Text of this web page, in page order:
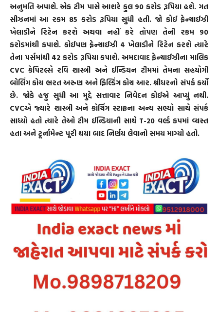
અનુમતિ અપાશે. એક ટીમ પાસે આશરે કુલ 90 કરોડ રૂપિયા હશે. ગત
સીઝનમાં આ રકમ 85 કરોડ રૂપિયા સુધી હતી. જો કોઈ ફ્રેન્ચાઈઝી
ખેલાડીને રિટેન કરશે અથવા નહીં કરે તોપણ તેની રકમ 90
કરોડમાંથી કપાશે. કોઈપણ ફ્રેન્ચાઈઝી 4 ખેલાડીને રિટેન કરશે ત્યારે
તેના પર્સમાંથી 42 કરોડ રૂપિયા કપાશે. અમદાવાદ ફ્રેન્ચાઈઝીના માલિક
CVC કેપિટલ્સે રવિ શાસ્ત્રી અને ઈન્ડિયન ટીમમાં તેમના સહયોગી
બોલિંગ કોચ ભરત અરુણ અને ફિલ્ડિંગ કોચ આર. શ્રીધરનો સંપર્ક કર્યો
છે. જોકે હજુ સુધી આ મુદ્દે સત્તાવાર નિવેદન કોઈએ આપ્યું નથી.
CVCએ જ્યારે શાસ્ત્રી અને કોચિંગ સ્ટાફના અન્ય સભ્યો સાથે સંપર્ક
સાધ્યો હતો ત્યારે તેઓ ટીમ ઈન્ડિયાની સાથે T-20 વર્લ્ડ કપમાં વ્યસ્ત
હતા અને ટૂર્નામેન્ટ પૂરી થયા બાદ નિર્ણય લેવાનો સમય માગ્યો હતો.